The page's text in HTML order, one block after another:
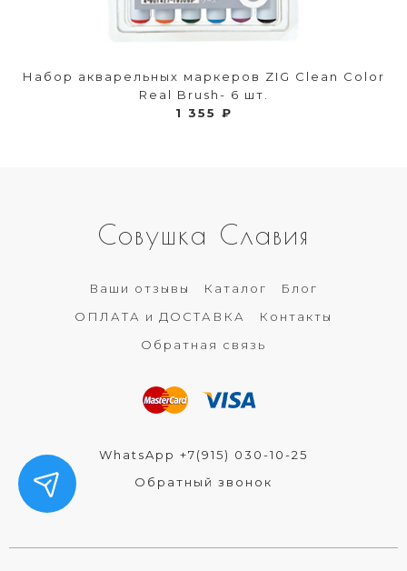
Набор акварельных маркеров ZIG Clean Color
Real Brush- 6 шт.
1 355 ₽
Совушка Славия
Ваши отзывы Каталог
Блог
ОПЛАТА и ДОСТАВКА
Контакты
Обратная связь
WhatsApp +7(915) 030-10-25
Обратный звонок